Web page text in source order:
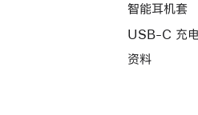
智能耳机套
USB-C 充
资料